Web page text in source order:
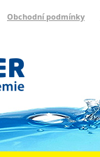
Obchodní podmínky